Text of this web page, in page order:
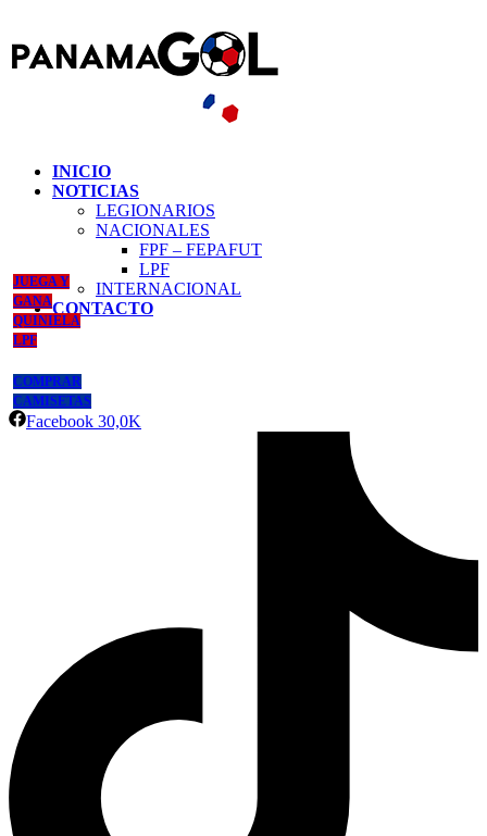
INICIO
NOTICIAS
LEGIONARIOS
NACIONALES
FPF – FEPAFUT
LPF
INTERNACIONAL
CONTACTO
JUEGA Y
GANA
QUINIELA
LPF
COMPRAR
CAMISETAS
Facebook 30,0K